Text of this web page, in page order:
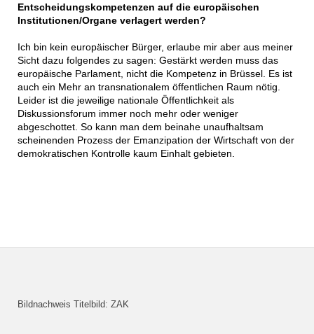
Entscheidungskompetenzen auf die europäischen
Institutionen/Organe verlagert werden?
Ich bin kein europäischer Bürger, erlaube mir aber aus meiner
Sicht dazu folgendes zu sagen: Gestärkt werden muss das
europäische Parlament, nicht die Kompetenz in Brüssel. Es ist
auch ein Mehr an transnationalem öffentlichen Raum nötig.
Leider ist die jeweilige nationale Öffentlichkeit als
Diskussionsforum immer noch mehr oder weniger
abgeschottet. So kann man dem beinahe unaufhaltsam
scheinenden Prozess der Emanzipation der Wirtschaft von der
demokratischen Kontrolle kaum Einhalt gebieten.
Bildnachweis Titelbild: ZAK